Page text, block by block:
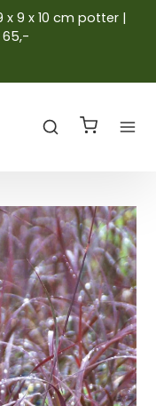
9 x 10 cm potter |
65,-